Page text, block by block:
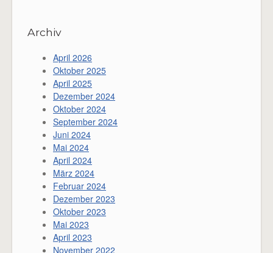
Archiv
April 2026
Oktober 2025
April 2025
Dezember 2024
Oktober 2024
September 2024
Juni 2024
Mai 2024
April 2024
März 2024
Februar 2024
Dezember 2023
Oktober 2023
Mai 2023
April 2023
November 2022